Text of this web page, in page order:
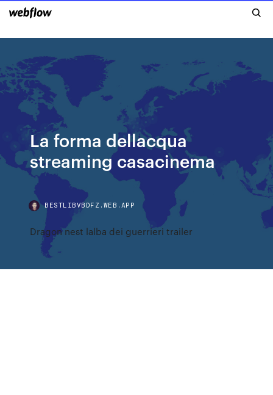
La forma dellacqua
streaming casacinema
BESTLIBVBDFZ.WEB.APP
Dragon nest lalba dei guerrieri trailer